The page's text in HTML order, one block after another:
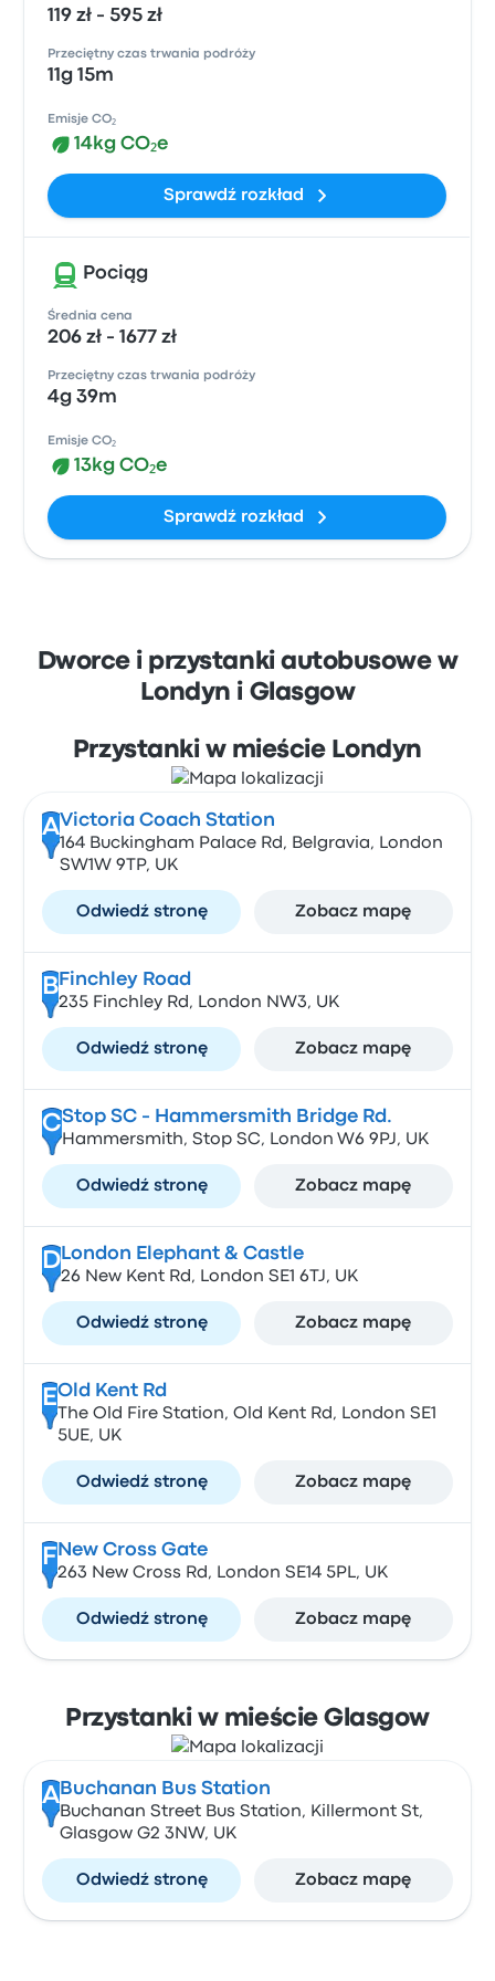
119 zł - 595 zł
Przeciętny czas trwania podróży
11g 15m
Emisje CO₂
14kg CO₂e
Sprawdź rozkład
Pociąg
Średnia cena
206 zł - 1677 zł
Przeciętny czas trwania podróży
4g 39m
Emisje CO₂
13kg CO₂e
Sprawdź rozkład
Dworce i przystanki autobusowe w
Londyn i Glasgow
Przystanki w mieście Londyn
AVictoria Coach Station
164 Buckingham Palace Rd, Belgravia, London
SW1W 9TP, UK
Odwiedź stronę Zobacz mapę
B Finchley Road
235 Finchley Rd, London NW3, UK
Odwiedź stronę Zobacz mapę
CStop SC - Hammersmith Bridge Rd.
Hammersmith, Stop SC, London W6 9PJ, UK
Odwiedź stronę Zobacz mapę
DLondon Elephant & Castle
26 New Kent Rd, London SE1 6TJ, UK
Odwiedź stronę Zobacz mapę
EOld Kent Rd
The Old Fire Station, Old Kent Rd, London SE1
5UE, UK
Odwiedź stronę Zobacz mapę
F New Cross Gate
263 New Cross Rd, London SE14 5PL, UK
Odwiedź stronę Zobacz mapę
Przystanki w mieście Glasgow
A Buchanan Bus Station
Buchanan Street Bus Station, Killermont St,
Glasgow G2 3NW, UK
Odwiedź stronę Zobacz mapę